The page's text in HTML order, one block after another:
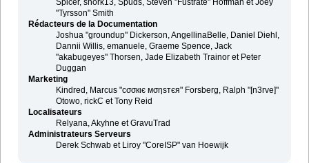
Spicer, snork13, Spuds, Steven "Fustrate" Hoffman et Joey
"Tyrsson" Smith
Rédacteurs de la Documentation
Joshua "groundup" Dickerson, AngellinaBelle, Daniel Diehl,
Dannii Willis, emanuele, Graeme Spence, Jack
"akabugeyes" Thorsen, Jade Elizabeth Trainor et Peter
Duggan
Marketing
Kindred, Marcus "cσσкιє мσηѕтєя" Forsberg, Ralph "[n3rve]"
Otowo, rickC et Tony Reid
Localisateurs
Relyana, Akyhne et GravuTrad
Administrateurs Serveurs
Derek Schwab et Liroy "CoreISP" van Hoewijk